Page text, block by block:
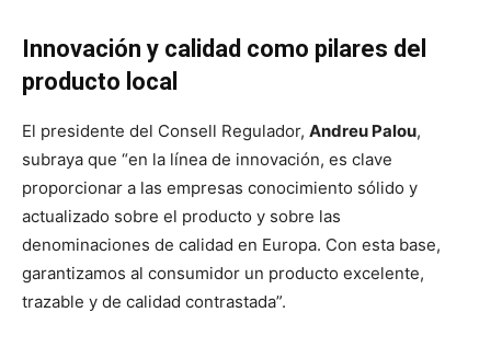
Innovación y calidad como pilares del
producto local
El presidente del Consell Regulador, Andreu Palou,
subraya que “en la línea de innovación, es clave
proporcionar a las empresas conocimiento sólido y
actualizado sobre el producto y sobre las
denominaciones de calidad en Europa. Con esta base,
garantizamos al consumidor un producto excelente,
trazable y de calidad contrastada”.